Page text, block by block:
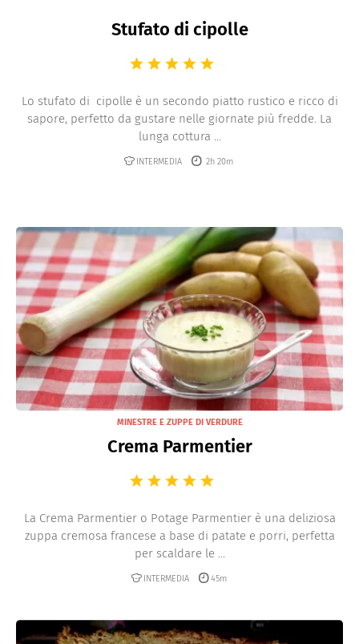
Stufato di cipolle
Lo stufato di cipolle è un secondo piatto rustico e ricco di
sapore, perfetto da gustare nelle giornate più fredde. La
lunga cottura ...
INTERMEDIA 2h 20m
MINESTRE E ZUPPE DI VERDURE
Crema Parmentier
La Crema Parmentier o Potage Parmentier è una deliziosa
zuppa cremosa francese a base di patate e porri, perfetta
per scaldare le ...
INTERMEDIA 45m